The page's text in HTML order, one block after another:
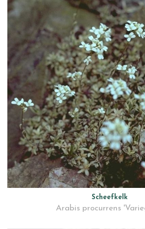
Scheefkelk
Arabis procurrens